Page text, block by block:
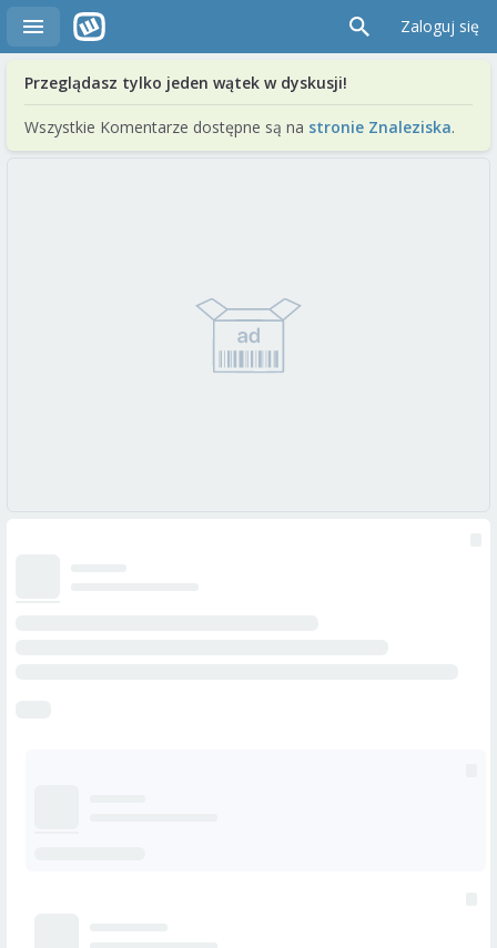
Zaloguj się
Przeglądasz tylko jeden wątek w dyskusji!
Wszystkie Komentarze dostępne są na stronie Znaleziska.